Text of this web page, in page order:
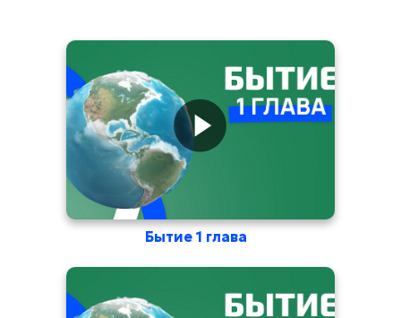
Бытие 1 глава